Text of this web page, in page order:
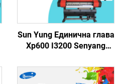
Sun Yung Единична глава
Xp600 I3200 Senyang
Материнска платка
Каретка Платка за